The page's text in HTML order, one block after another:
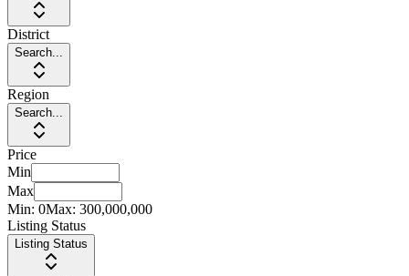
District
Search...
Region
Search...
Price
Min
Max
Min: 0Max: 300,000,000
Listing Status
Listing Status